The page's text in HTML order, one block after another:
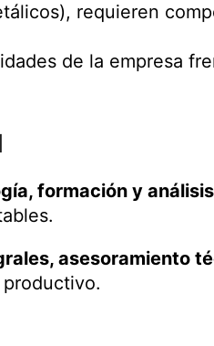
requieren
de la empresa
formación y
asesoramiento